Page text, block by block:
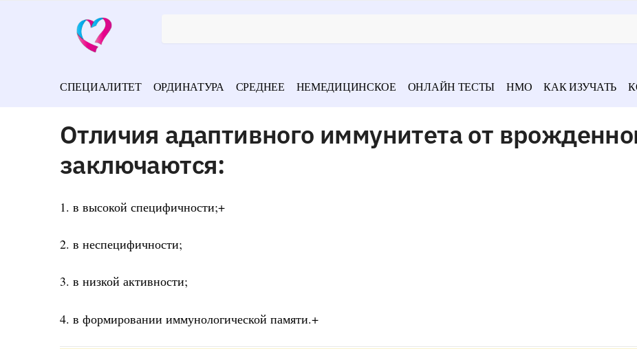
СПЕЦИАЛИТЕТ ОРДИНАТУРА СРЕДНЕЕ НЕМЕДИЦИНСКОЕ ОНЛАЙН ТЕСТЫ НМО КАК ИЗУЧАТЬ
Отличия адаптивного иммунитета от
заключаются:
1. в высокой специфичности;+
2. в неспецифичности;
3. в низкой активности;
4. в формировании иммунологической памяти.+